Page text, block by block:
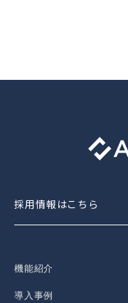
採用情報はこちら
機能紹介
導入事例